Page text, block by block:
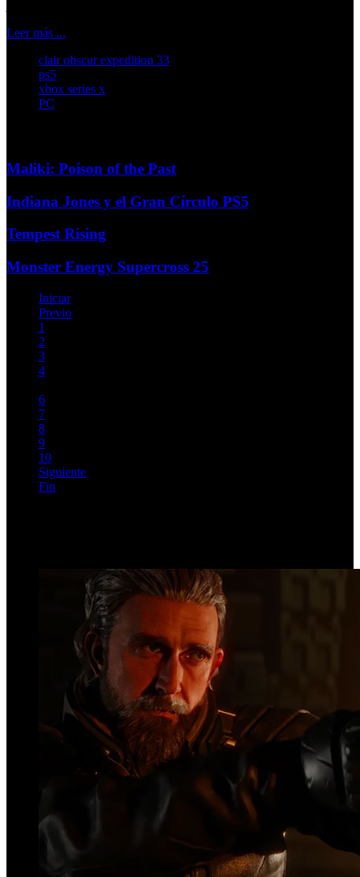
Leer más ...
clair obscur expedition 33
ps5
xbox series x
PC
Maliki: Poison of the Past
Indiana Jones y el Gran Círculo PS5
Tempest Rising
Monster Energy Supercross 25
Iniciar
Previo
1
2
3
4
6
7
8
9
10
Siguiente
Fin